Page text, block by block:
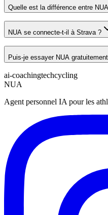
Quelle est la différence entre
NUA se connecte-t-il à Strava ?
Puis-je essayer NUA
ai-coachingtechcycling
NUA
Agent personnel IA pour les